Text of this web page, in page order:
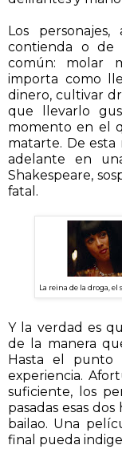
Los
contienda o de
común: molar
importa como
dinero, cultivar
que llevarlo
momento en el
matarte. De esta
adelante en
Shakespeare,
fatal.
La reina de la droga,
Y la verdad es
de la manera
Hasta el
experiencia.
suficiente, los
pasadas esas
bailao. Una
final pueda